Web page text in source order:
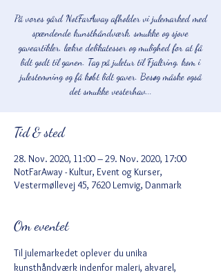
På vores gård NotFarAway afholder vi julemarked med
spændende kunsthåndværk, smukke og sjove
gaveartikler, lækre delikatesser og mulighed for at få
lidt godt til ganen. Tag på juletur til Fjaltring, kom i
julestemning og få købt lidt gaver. Besøg måske også
det smukke vesterhav...
Tid & sted
28. Nov. 2020, 11:00 – 29. Nov. 2020, 17:00
NotFarAway - Kultur, Event og Kurser,
Vestermøllevej 45, 7620 Lemvig, Danmark
Om eventet
Til julemarkedet oplever du unika
kunsthåndværk indenfor maleri, akvarel,